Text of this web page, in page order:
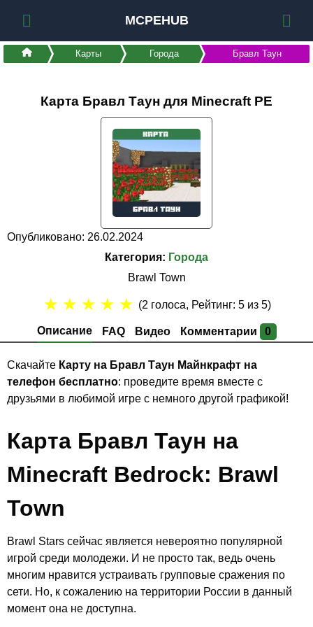
MCPEHUB
Карты Города Бравл Таун
Карта Бравл Таун для Minecraft PE
Опубликовано: 26.02.2024
Категория: Города
Brawl Town
Описание FAQ Видео Комментарии 0
★ ★ ★ ★ ★ (2 голоса, Рейтинг: 5из 5)
Скачайте Карту на Бравл Таун Майнкрафт на
телефон бесплатно: проведите время вместе с
друзьями в любимой игре с немного другой графикой!
Карта Бравл Таун на
Minecraft Bedrock: Brawl
Town
Brawl Stars сейчас является невероятно популярной
игрой среди молодежи. И не просто так, ведь очень
многим нравится устраивать групповые сражения по
сети. Но, к сожалению на территории России в данный
момент она не доступна.